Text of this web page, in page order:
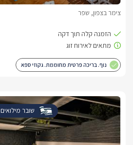
צימר בצפון, שפר
נוף. בריכה פרטית מחוממת. גקוזי ספא
שובר מילואים